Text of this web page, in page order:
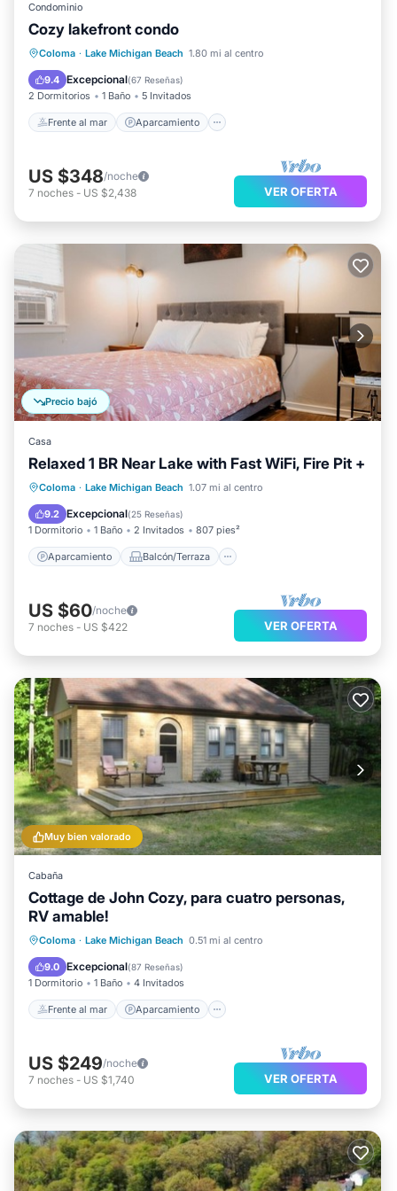
Condominio
Cozy lakefront condo
Coloma · Lake Michigan Beach 1.80 mi al centro
9.4 Excepcional(67 Reseñas)
2 Dormitorios 1 Baño 5 Invitados
Frente al mar Aparcamiento
Frente al mar Aparcamiento
Vista al mar
US $348/noche
7 noches - US $2,438 VER OFERTA
Precio bajó
Casa
Relaxed 1 BR Near Lake with Fast WiFi, Fire Pit +
Coloma · Lake Michigan Beach 1.07 mi al centro
9.2 Excepcional(25 Reseñas)
1 Dormitorio 1 Baño 2 Invitados 807 pies²
Aparcamiento Balcón/Terraza
Aparcamiento
Balcón/Terraza
Cocina
Aire acondicionado
US $60/noche
7 noches - US $422 VER OFERTA
Muy bien valorado
Cabaña
Cottage de John Cozy, para cuatro personas,
RV amable!
Coloma · Lake Michigan Beach 0.51 mi al centro
9.0 Excepcional(87 Reseñas)
1 Dormitorio 1 Baño 4 Invitados
Frente al mar Aparcamiento
Frente al mar
Aparcamiento
Vista al mar
US $249/noche
7 noches - US $1,740 VER OFERTA